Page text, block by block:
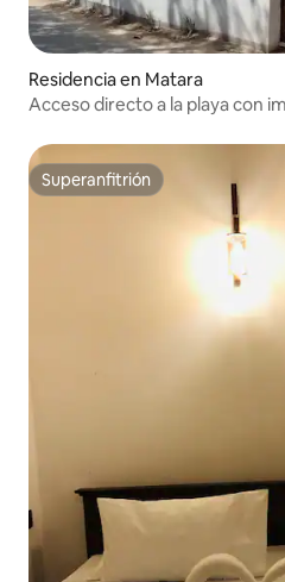
Residencia en Matara
Acceso directo a la playa con
Superanfitrión
Superanfitrión